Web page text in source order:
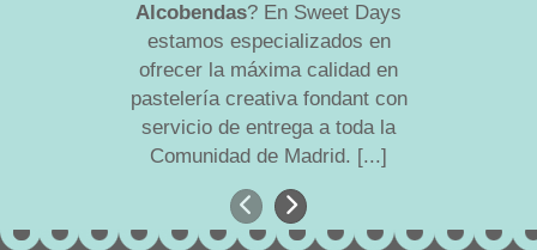
Alcobendas? En Sweet Days
estamos especializados en
ofrecer la máxima calidad en
pastelería creativa fondant con
servicio de entrega a toda la
Comunidad de Madrid. [...]
AnteriorSiguiente